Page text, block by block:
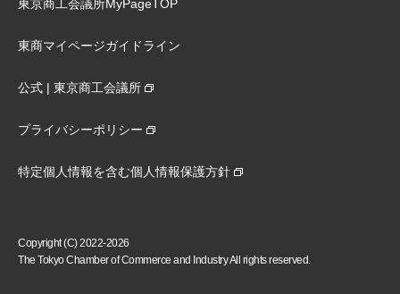
東京商工会議所MyPageTOP
東商マイページガイドライン
公式 | 東京商工会議所
プライバシーポリシー
特定個人情報を含む個人情報保護方針
Copyright (C) 2022-2026
The Tokyo Chamber of Commerce and Industry All rights reserved.